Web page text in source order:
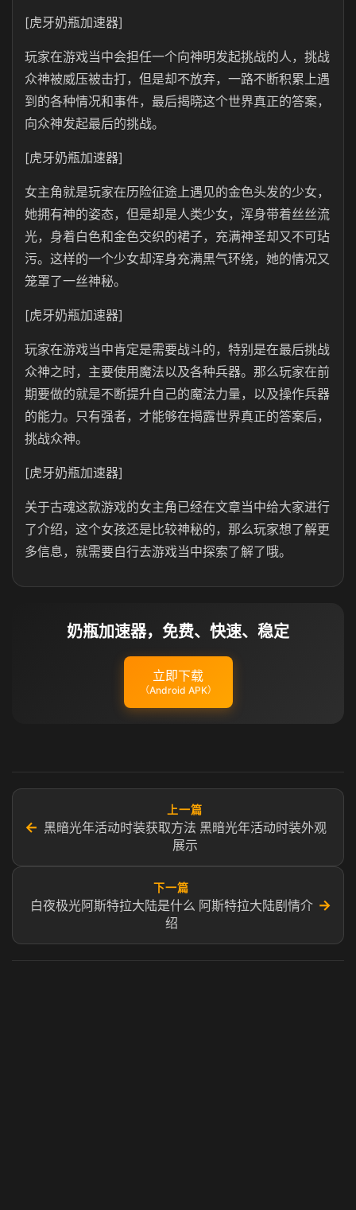
[虎牙奶瓶加速器]
玩家在游戏当中会担任一个向神明发起挑战的人，挑战
众神被威压被击打，但是却不放弃，一路不断积累上遇
到的各种情况和事件，最后揭晓这个世界真正的答案，
向众神发起最后的挑战。
[虎牙奶瓶加速器]
女主角就是玩家在历险征途上遇见的金色头发的少女，
她拥有神的姿态，但是却是人类少女，浑身带着丝丝流
光，身着白色和金色交织的裙子，充满神圣却又不可玷
污。这样的一个少女却浑身充满黑气环绕，她的情况又
笼罩了一丝神秘。
[虎牙奶瓶加速器]
玩家在游戏当中肯定是需要战斗的，特别是在最后挑战
众神之时，主要使用魔法以及各种兵器。那么玩家在前
期要做的就是不断提升自己的魔法力量，以及操作兵器
的能力。只有强者，才能够在揭露世界真正的答案后，
挑战众神。
[虎牙奶瓶加速器]
关于古魂这款游戏的女主角已经在文章当中给大家进行
了介绍，这个女孩还是比较神秘的，那么玩家想了解更
多信息，就需要自行去游戏当中探索了解了哦。
奶瓶加速器，免费、快速、稳定
立即下载
（Android APK）
←
上一篇
黑暗光年活动时装获取方法 黑暗光年活动时装外观
展示
下一篇
白夜极光阿斯特拉大陆是什么 阿斯特拉大陆剧情介
绍
→